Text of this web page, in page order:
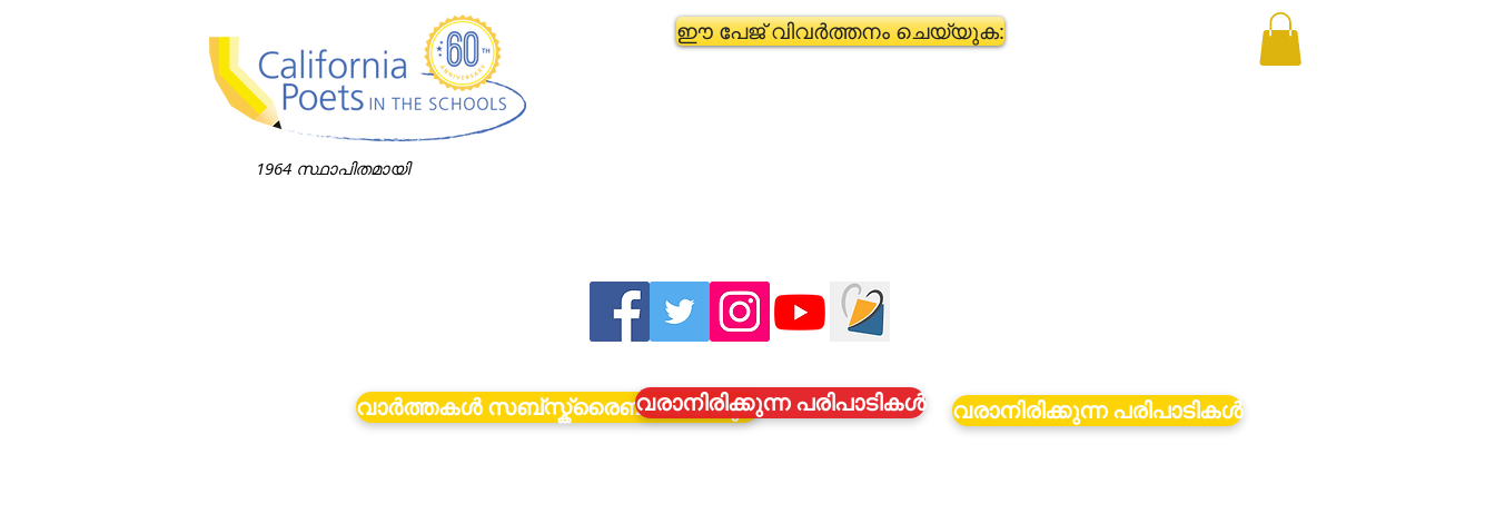
1964 സ്ഥാപിതമായി
ഈ പേജ് വിവർത്തനം ചെയ്യുക:
വാർത്തകൾ സബ്സ്ക്രൈബ് ചെയ്യുകവരാനിരിക്കുന്ന പരിപാടികൾ വരാനിരിക്കുന്ന പരിപാടികൾ